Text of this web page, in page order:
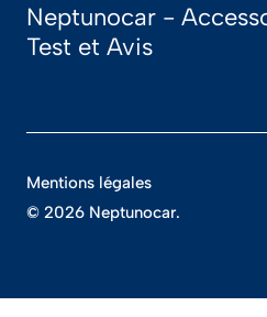
Neptunocar -
Test et Avis
© 2026 Neptunocar.
Mentions légales